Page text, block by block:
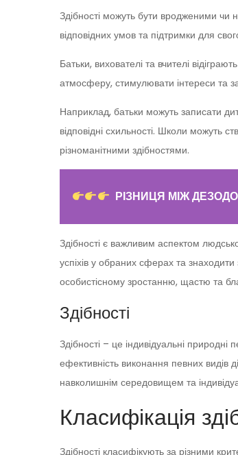
Здібності можуть бути вродженими чи
відповідних умов та підтримки для
Батьки, вихователі та вчителі
атмосферу, стимулювати інтереси та
Наприклад, батьки можуть записати
відповідні схильності. Школи можуть
різноманітними здібностями.
РІЗНИЦЯ МІЖ
Здібності є важливим аспектом
успіхів у обраних сферах та
особистісному зростанню, щастю та
Здібності
Здібності – це індивідуальні
ефективність виконання певних видів
навколишнім середовищем та
Класифікація
Здібності класифікують за різними